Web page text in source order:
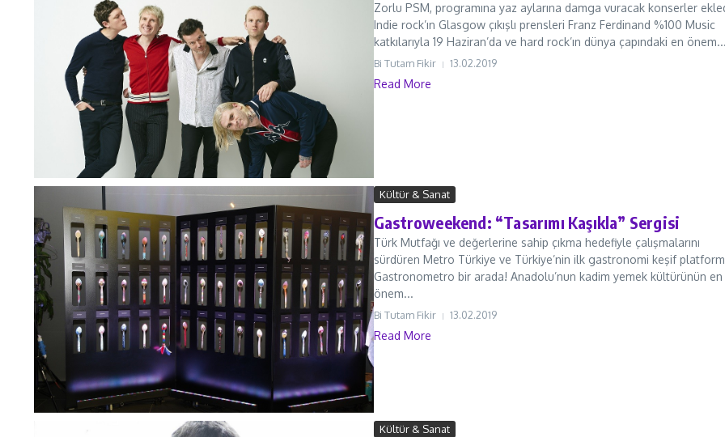
Zorlu PSM, programına yaz aylarına damga vuracak konserler
Indie rock’ın Glasgow çıkışlı prensleri Franz Ferdinand %100 Music
katkılarıyla 19 Haziran’da ve hard rock’ın dünya çapındaki en önem...
Bi Tutam Fikir 13.02.2019
Read More
Kültür & Sanat
Gastroweekend: “Tasarımı Kaşıkla” Sergisi
Türk Mutfağı ve değerlerine sahip çıkma hedefiyle çalışmalarını
sürdüren Metro Türkiye ve Türkiye’nin ilk gastronomi keşif
Gastronometro bir arada! Anadolu’nun kadim yemek kültürünün en
önem...
Bi Tutam Fikir 13.02.2019
Read More
Kültür & Sanat